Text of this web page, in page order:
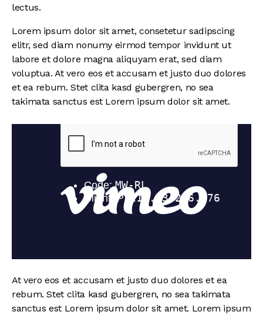
lectus.
Lorem ipsum dolor sit amet, consetetur sadipscing
elitr, sed diam nonumy eirmod tempor invidunt ut
labore et dolore magna aliquyam erat, sed diam
voluptua. At vero eos et accusam et justo duo dolores
et ea rebum. Stet clita kasd gubergren, no sea
takimata sanctus est Lorem ipsum dolor sit amet.
At vero eos et accusam et justo duo dolores et ea
rebum. Stet clita kasd gubergren, no sea takimata
sanctus est Lorem ipsum dolor sit amet. Lorem ipsum